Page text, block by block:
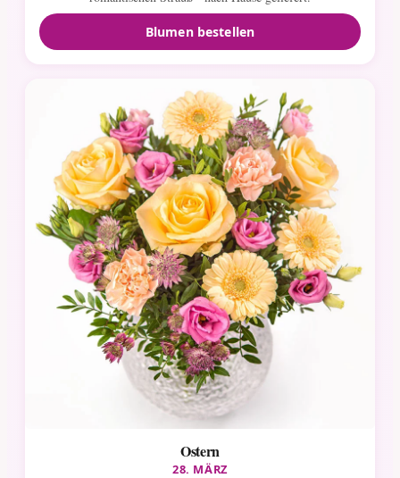
Blumen bestellen
Ostern
28. MÄRZ